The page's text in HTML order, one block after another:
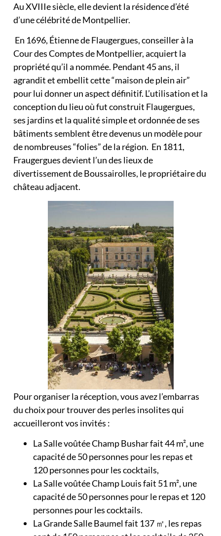
Au XVIIIe siècle, elle devient la résidence d’été
d’une célébrité de Montpellier.
En 1696, Étienne de Flaugergues, conseiller à la
Cour des Comptes de Montpellier, acquiert la
propriété qu’il a nommée. Pendant 45 ans, il
agrandit et embellit cette “maison de plein air”
pour lui donner un aspect définitif. L’utilisation et la
conception du lieu où fut construit Flaugergues,
ses jardins et la qualité simple et ordonnée de ses
bâtiments semblent être devenus un modèle pour
de nombreuses “folies” de la région. En 1811,
Fraugergues devient l’un des lieux de
divertissement de Boussairolles, le propriétaire du
château adjacent.
Pour organiser la réception, vous avez l’embarras
du choix pour trouver des perles insolites qui
accueilleront vos invités :
La Salle voûtée Champ Bushar fait 44 m², une
capacité de 50 personnes pour les repas et
120 personnes pour les cocktails,
La Salle voûtée Champ Louis fait 51 m², une
capacité de 50 personnes pour le repas et 120
personnes pour les cocktails.
La Grande Salle Baumel fait 137 ㎡, les repas